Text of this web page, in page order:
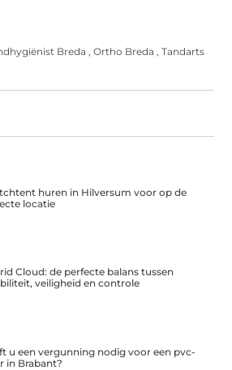
Breda ,Ortho Breda ,Tandarts
huren in Hilversum voor op de
locatie
Cloud: de perfecte balans tussen
veiligheid en controle
u een vergunning nodig voor een pvc-
in Brabant?